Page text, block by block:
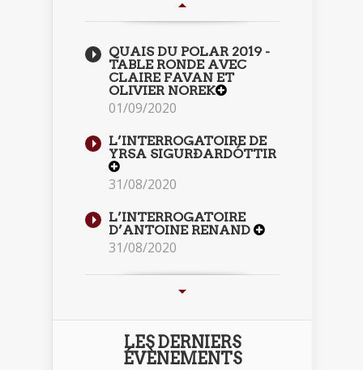
QUAIS DU POLAR 2019 -
TABLE RONDE AVEC
CLAIRE FAVAN ET
OLIVIER NOREK
01/09/2020
L’INTERROGATOIRE DE
YRSA SIGURÐARDÓTTIR
31/08/2020
L’INTERROGATOIRE
D’ANTOINE RENAND
31/08/2020
LES DERNIERS
ÉVÈNEMENTS